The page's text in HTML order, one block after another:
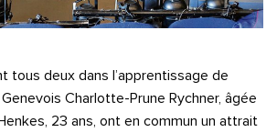
tous deux dans l’apprentissage de
Charlotte-Prune Rychner, âgée
23 ans, ont en commun un attrait